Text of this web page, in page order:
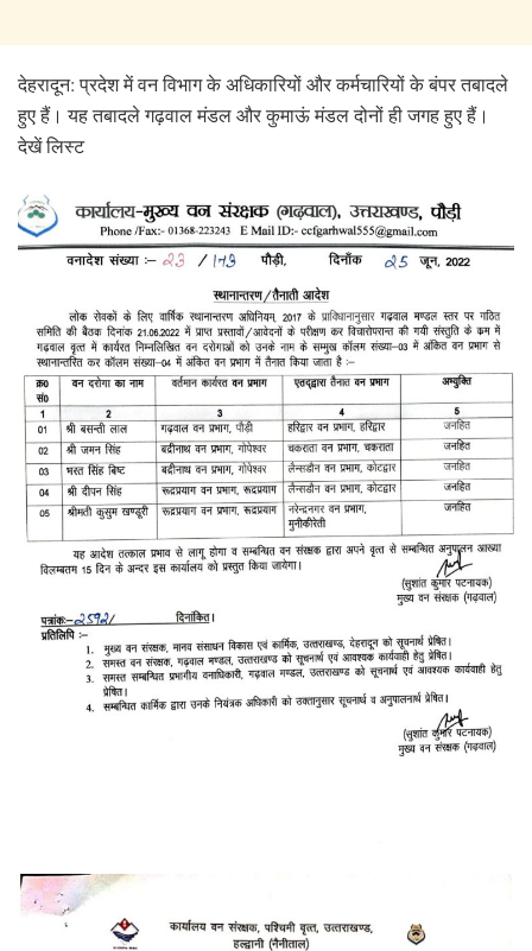
देहरादून: प्रदेश में वन विभाग के अधिकारियों और कर्मचारियों के बंपर तबादले
हुए हैं। यह तबादले गढ़वाल मंडल और कुमाऊं मंडल दोनों ही जगह हुए हैं।
देखें लिस्ट